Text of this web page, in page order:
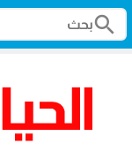
search